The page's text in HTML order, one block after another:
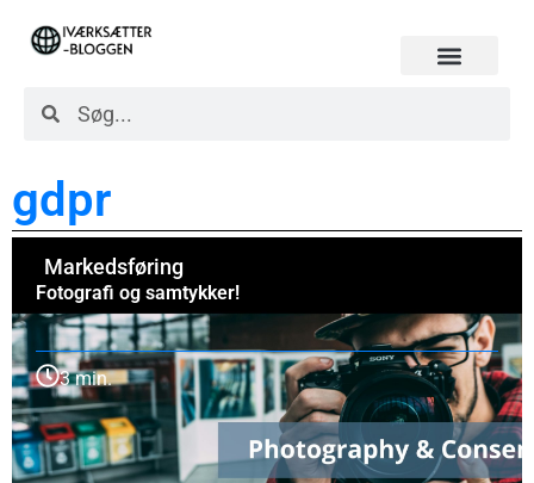
gdpr
Markedsføring
Fotografi og samtykker!
3 min.